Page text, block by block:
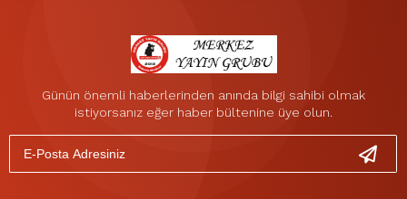
Günün önemli haberlerinden anında bilgi sahibi olmak
istiyorsanız eğer haber bültenine üye olun.